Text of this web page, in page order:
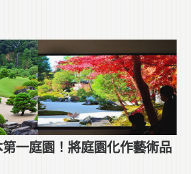
一庭園！將庭園化作藝術品